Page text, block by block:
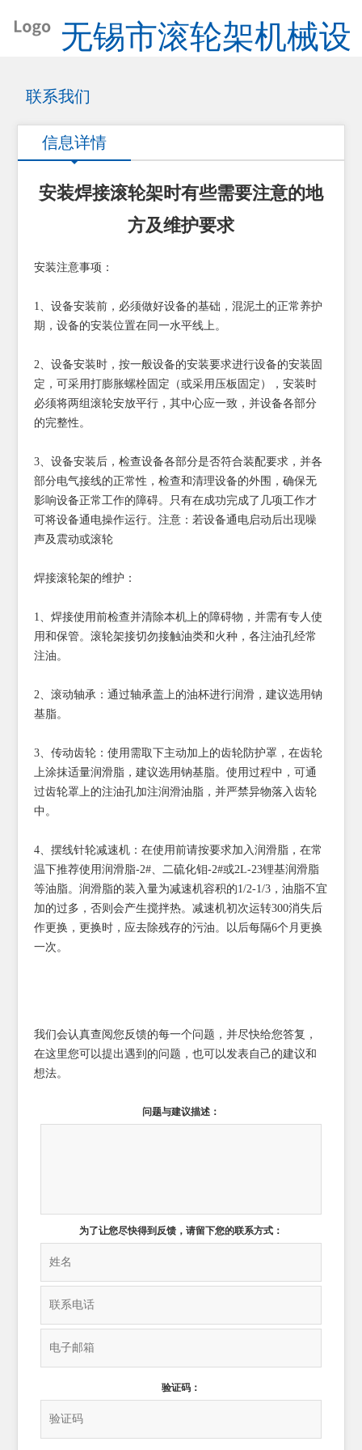
无锡市滚轮架机械设
备厂
联系我们
信息详情
安装焊接滚轮架时有些需要注意的地
方及维护要求
安装注意事项：
1、设备安装前，必须做好设备的基础，混泥土的正常养护
期，设备的安装位置在同一水平线上。
2、设备安装时，按一般设备的安装要求进行设备的安装固
定，可采用打膨胀螺栓固定（或采用压板固定），安装时
必须将两组滚轮安放平行，其中心应一致，并设备各部分
的完整性。
3、设备安装后，检查设备各部分是否符合装配要求，并各
部分电气接线的正常性，检查和清理设备的外围，确保无
影响设备正常工作的障碍。只有在成功完成了几项工作才
可将设备通电操作运行。注意：若设备通电启动后出现噪
声及震动或滚轮
焊接滚轮架的维护：
1、焊接使用前检查并清除本机上的障碍物，并需有专人使
用和保管。滚轮架接切勿接触油类和火种，各注油孔经常
注油。
2、滚动轴承：通过轴承盖上的油杯进行润滑，建议选用钠
基脂。
3、传动齿轮：使用需取下主动加上的齿轮防护罩，在齿轮
上涂抹适量润滑脂，建议选用钠基脂。使用过程中，可通
过齿轮罩上的注油孔加注润滑油脂，并严禁异物落入齿轮
中。
4、摆线针轮减速机：在使用前请按要求加入润滑脂，在常
温下推荐使用润滑脂-2#、二硫化钼-2#或2L-23锂基润滑脂
等油脂。润滑脂的装入量为减速机容积的1/2-1/3，油脂不宜
加的过多，否则会产生搅拌热。减速机初次运转300消失后
作更换，更换时，应去除残存的污油。以后每隔6个月更换
一次。
我们会认真查阅您反馈的每一个问题，并尽快给您答复，
在这里您可以提出遇到的问题，也可以发表自己的建议和
想法。
问题与建议描述：
为了让您尽快得到反馈，请留下您的联系方式：
验证码：